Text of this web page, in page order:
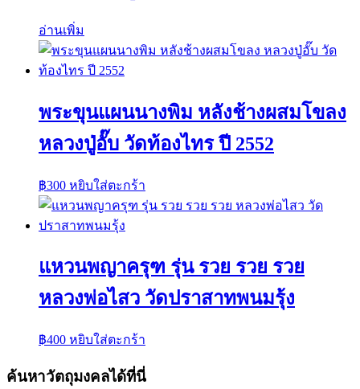
อ่านเพิ่ม
พระขุนแผนนางพิม หลังช้างผสมโขลง
หลวงปู่อั๊บ วัดท้องไทร ปี 2552
฿300 หยิบใส่ตะกร้า
แหวนพญาครุฑ รุ่น รวย รวย รวย
หลวงพ่อไสว วัดปราสาทพนมรุ้ง
฿400 หยิบใส่ตะกร้า
ค้นหาวัตถุมงคลได้ที่นี่